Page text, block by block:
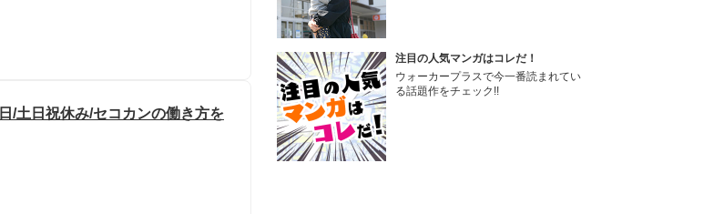
/土日祝休み/セコカンの働き方を
注目の人気マンガはコレだ！
ウォーカープラスで今一番読まれてい
る話題作をチェック!!